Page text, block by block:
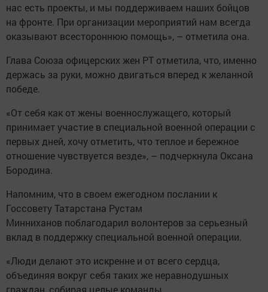
нас есть проекты, и мы поддерживаем наших бойцов
на фронте. При организации мероприятий нам всегда
оказывают всестороннюю помощь», – отметила она.
Глава Союза офицерских жен РТ отметила, что, именно
держась за руки, можно двигаться вперед к желанной
победе.
«От себя как от жены военнослужащего, который
принимает участие в специальной военной операции с
первых дней, хочу отметить, что теплое и бережное
отношение чувствуется везде», – подчеркнула Оксана
Бородина.
Напомним, что в своем ежегодном послании к
Госсовету Татарстана Рустам
Минниханов поблагодарил волонтеров за серьезный
вклад в поддержку специальной военной операции.
«Люди делают это искренне и от всего сердца,
объединяя вокруг себя таких же неравнодушных
граждан, собирая целые команды